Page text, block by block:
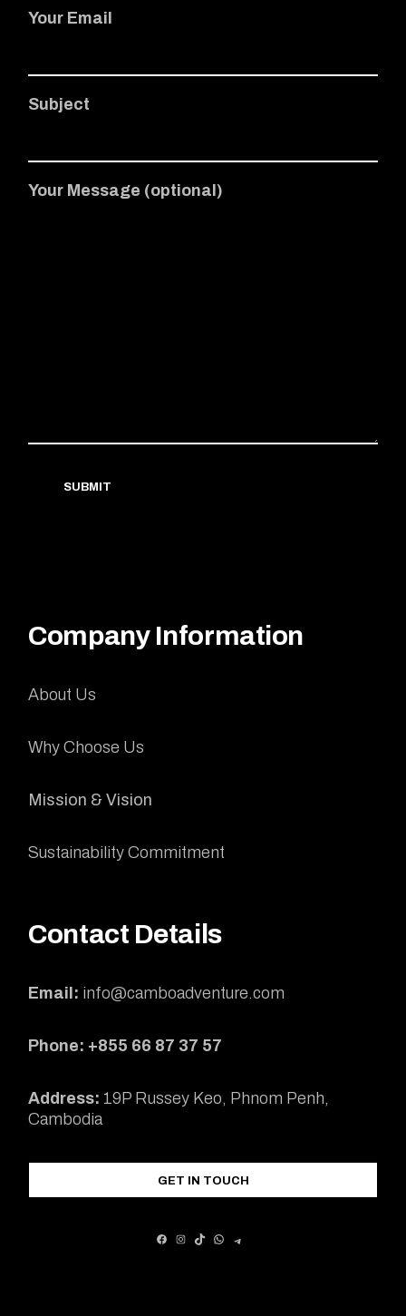
Your Email
Subject
Your Message (optional)
SUBMIT
Company Information
About Us
Why Choose Us
Mission & Vision
Sustainability Commitment
Contact Details
Email: info@camboadventure.com
Phone: +855 66 87 37 57
Address: 19P Russey Keo, Phnom Penh,
Cambodia
GET IN TOUCH